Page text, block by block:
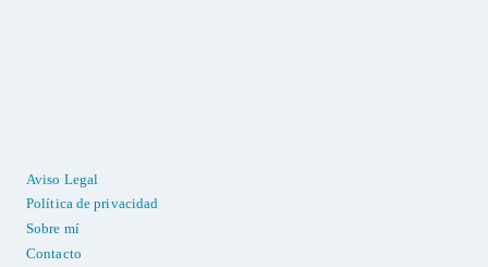
Aviso Legal
Política de privacidad
Sobre mí
Contacto